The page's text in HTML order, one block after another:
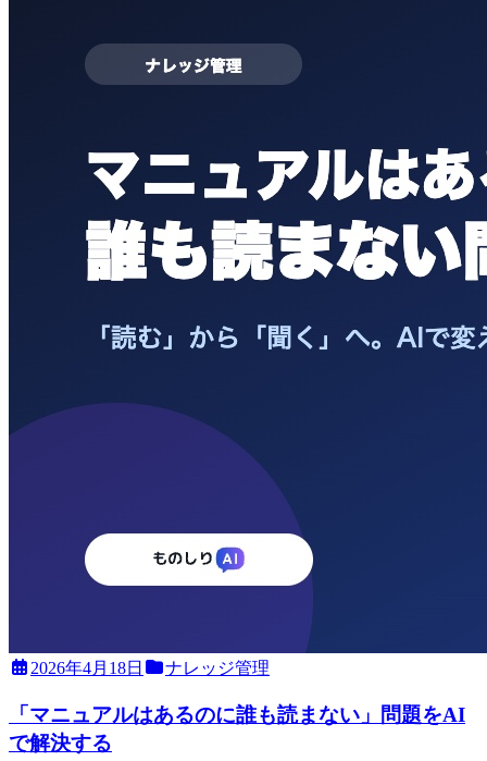
2026年4月18日 ナレッジ管理
「マニュアルはあるのに誰も読まない」問題をAI
で解決する